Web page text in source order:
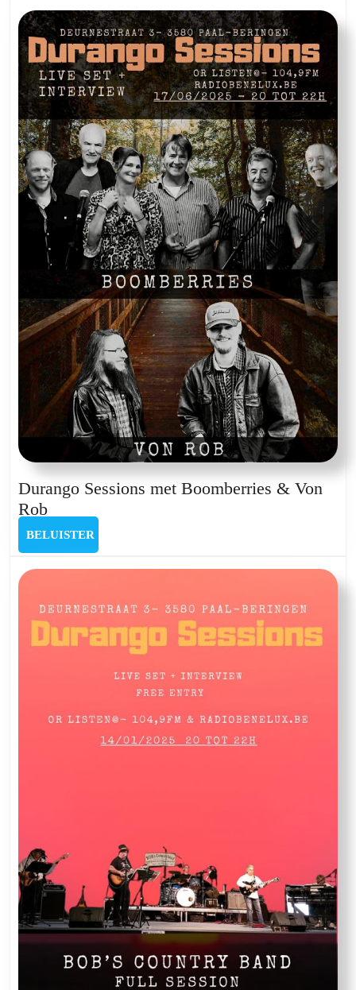
Slingshot
Bikini
&
Sant
Anna
Bay
Coconuts
Durango Sessions met Boomberries & Von
RobDurango
Sessions
met
Boomberries
Von
Rob
BELUISTER